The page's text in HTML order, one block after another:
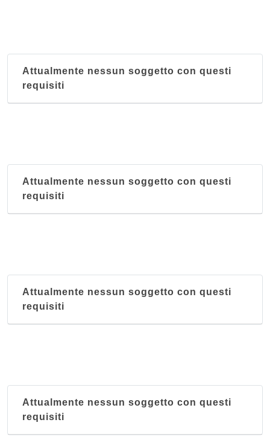
Attualmente nessun soggetto con questi
requisiti
Attualmente nessun soggetto con questi
requisiti
Attualmente nessun soggetto con questi
requisiti
Attualmente nessun soggetto con questi
requisiti